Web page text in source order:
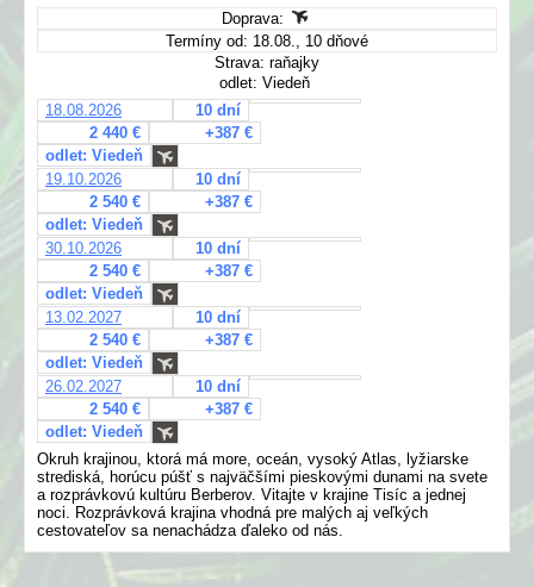
Doprava:
Termíny od: 18.08., 10 dňové
Strava: raňajky
odlet: Viedeň
18.08.2026
10 dní
2 440 €
+387 €
odlet: Viedeň
19.10.2026
10 dní
2 540 €
+387 €
odlet: Viedeň
30.10.2026
10 dní
2 540 €
+387 €
odlet: Viedeň
13.02.2027
10 dní
2 540 €
+387 €
odlet: Viedeň
26.02.2027
10 dní
2 540 €
+387 €
odlet: Viedeň
Okruh krajinou, ktorá má more, oceán, vysoký Atlas, lyžiarske
strediská, horúcu púšť s najväčšími pieskovými dunami na svete
a rozprávkovú kultúru Berberov. Vitajte v krajine Tisíc a jednej
noci. Rozprávková krajina vhodná pre malých aj veľkých
cestovateľov sa nenachádza ďaleko od nás.